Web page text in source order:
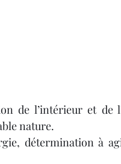
de l’intérieur et de
nature.
détermination à